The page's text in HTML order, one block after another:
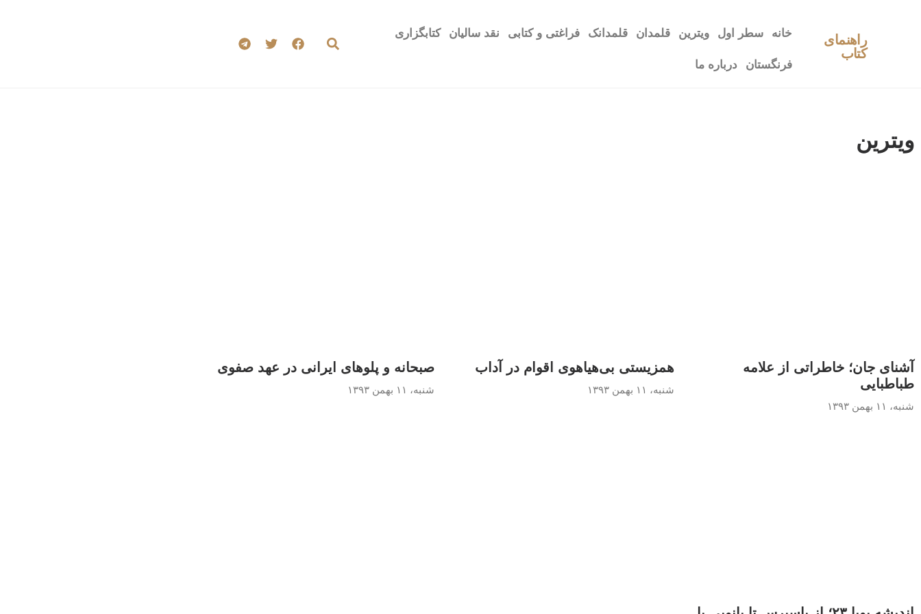
راهنمای
کتاب
خانه سطر اول ویترین قلمدان قلمدانک فراغتی و کتابی نقد سالیان کتابگزاری
فرنگستان درباره ما
ویترین
آشنای جان؛ خاطراتی از علامه
طباطبایی
شنبه، ۱۱ بهمن ۱۳۹۳
همزیستی بی‌هیاهوی اقوام در آداب
شنبه، ۱۱ بهمن ۱۳۹۳
صبحانه و پلوهای ایرانی در عهد صفوی
شنبه، ۱۱ بهمن ۱۳۹۳